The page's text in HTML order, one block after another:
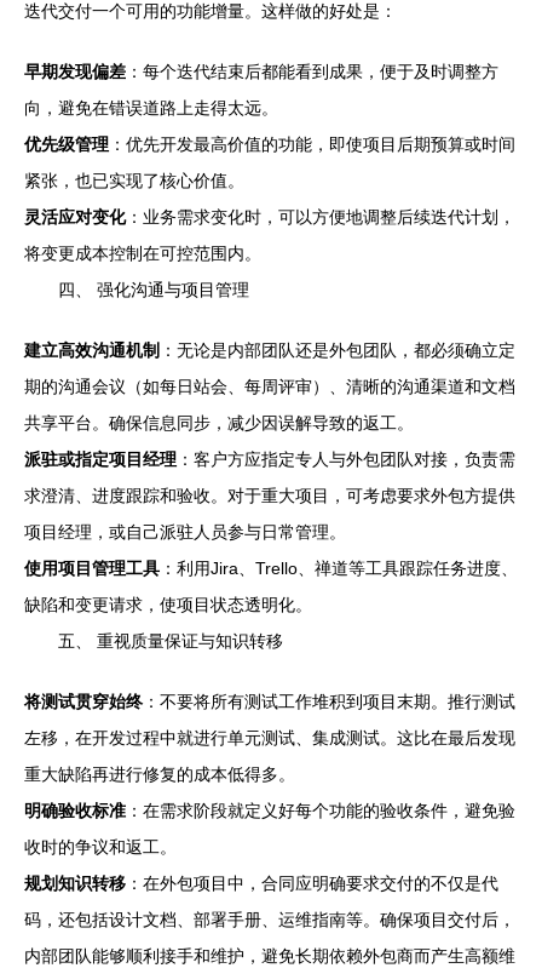
迭代交付一个可用的功能增量。这样做的好处是：
早期发现偏差 ：每个迭代结束后都能看到成果，便于及时调整方
向，避免在错误道路上走得太远。
优先级管理 ：优先开发最高价值的功能，即使项目后期预算或时间
紧张，也已实现了核心价值。
灵活应对变化：业务需求变化时，可以方便地调整后续迭代计划，
将变更成本控制在可控范围内。
四、 强化沟通与项目管理
建立高效沟通机制 ：无论是内部团队还是外包团队，都必须确立定
期的沟通会议（如每日站会、每周评审）、清晰的沟通渠道和文档
共享平台。确保信息同步，减少因误解导致的返工。
派驻或指定项目经理 ：客户方应指定专人与外包团队对接，负责需
求澄清、进度跟踪和验收。对于重大项目，可考虑要求外包方提供
项目经理，或自己派驻人员参与日常管理。
使用项目管理工具 ：利用Jira、Trello、禅道等工具跟踪任务进度、
缺陷和变更请求，使项目状态透明化。
五、 重视质量保证与知识转移
将测试贯穿始终：不要将所有测试工作堆积到项目末期。推行测试
左移，在开发过程中就进行单元测试、集成测试。这比在最后发现
重大缺陷再进行修复的成本低得多。
明确验收标准 ：在需求阶段就定义好每个功能的验收条件，避免验
收时的争议和返工。
规划知识转移 ：在外包项目中，合同应明确要求交付的不仅是代
码，还包括设计文档、部署手册、运维指南等。确保项目交付后，
内部团队能够顺利接手和维护，避免长期依赖外包商而产生高额维